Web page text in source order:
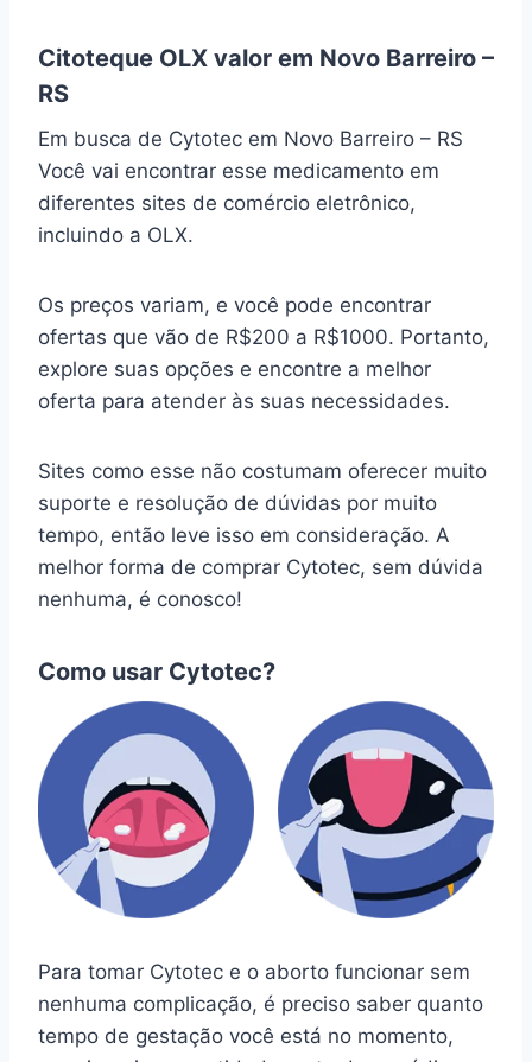
Citoteque OLX valor em Novo Barreiro –
RS
Em busca de Cytotec em Novo Barreiro – RS
Você vai encontrar esse medicamento em
diferentes sites de comércio eletrônico,
incluindo a OLX.
Os preços variam, e você pode encontrar
ofertas que vão de R$200 a R$1000. Portanto,
explore suas opções e encontre a melhor
oferta para atender às suas necessidades.
Sites como esse não costumam oferecer muito
suporte e resolução de dúvidas por muito
tempo, então leve isso em consideração. A
melhor forma de comprar Cytotec, sem dúvida
nenhuma, é conosco!
Como usar Cytotec?
Para tomar Cytotec e o aborto funcionar sem
nenhuma complicação, é preciso saber quanto
tempo de gestação você está no momento,